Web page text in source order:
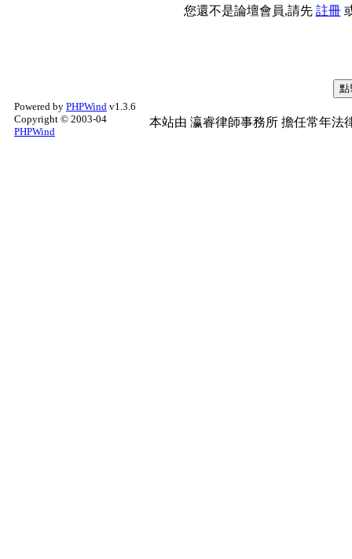
您還不是論壇會員,請先 註冊
Powered by PHPWind v1.3.6
Copyright © 2003-04
PHPWind
本站由 瀛睿律師事務所 擔任常年法